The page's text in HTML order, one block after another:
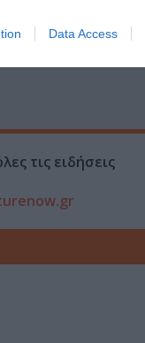
Data Access
τις ειδήσεις